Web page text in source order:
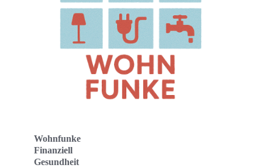
Wohnfunke
Finanziell
Gesundheit